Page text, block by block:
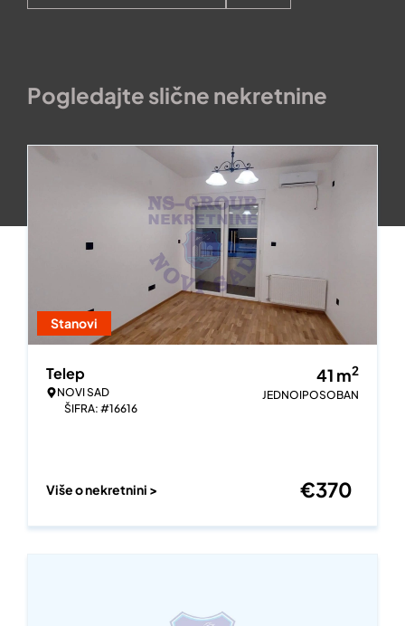
Pogledajte slične nekretnine
Stanovi
Telep
NOVI SAD
ŠIFRA: #16616
41 m2
JEDNOIPOSOBAN
Više o nekretnini > €370